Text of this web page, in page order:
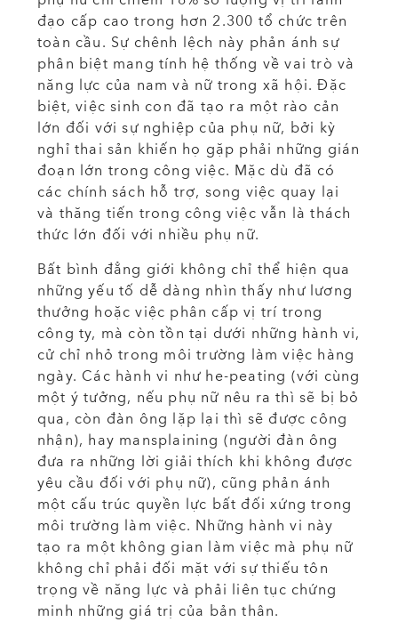
đạo cấp cao trong hơn 2.300 tổ chức trên
toàn cầu. Sự chênh lệch này phản ánh sự
phân biệt mang tính hệ thống về vai trò và
năng lực của nam và nữ trong xã hội. Đặc
biệt, việc sinh con đã tạo ra một rào cản
lớn đối với sự nghiệp của phụ nữ, bởi kỳ
nghỉ thai sản khiến họ gặp phải những gián
đoạn lớn trong công việc. Mặc dù đã có
các chính sách hỗ trợ, song việc quay lại
và thăng tiến trong công việc vẫn là thách
thức lớn đối với nhiều phụ nữ.
Bất bình đẳng giới không chỉ thể hiện qua
những yếu tố dễ dàng nhìn thấy như lương
thưởng hoặc việc phân cấp vị trí trong
công ty, mà còn tồn tại dưới những hành vi,
cử chỉ nhỏ trong môi trường làm việc hàng
ngày. Các hành vi như he-peating (với cùng
một ý tưởng, nếu phụ nữ nêu ra thì sẽ bị bỏ
qua, còn đàn ông lặp lại thì sẽ được công
nhận), hay mansplaining (người đàn ông
đưa ra những lời giải thích khi không được
yêu cầu đối với phụ nữ), cũng phản ánh
một cấu trúc quyền lực bất đối xứng trong
môi trường làm việc. Những hành vi này
tạo ra một không gian làm việc mà phụ nữ
không chỉ phải đối mặt với sự thiếu tôn
trọng về năng lực và phải liên tục chứng
minh những giá trị của bản thân.